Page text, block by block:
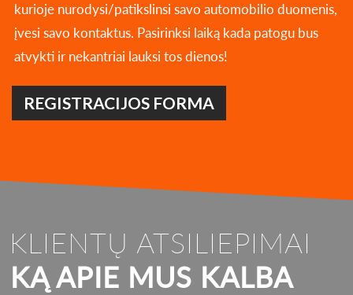
kurioje nurodysi/patikslinsi savo automobilio duomenis,
įvesi savo kontaktus. Pasirinksi laiką kada patogu bus
atvykti ir nekantriai lauksi tos dienos!
REGISTRACIJOS FORMA
KLIENTŲ ATSILIEPIMAI
KĄ APIE MUS KALBA